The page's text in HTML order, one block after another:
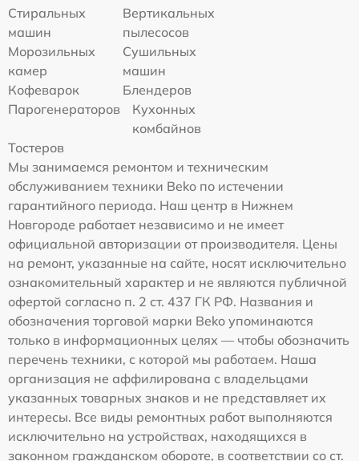
Стиральных
машин
Вертикальных
пылесосов
Морозильных
камер
Сушильных
машин
Кофеварок
Блендеров
Парогенераторов
Кухонных
комбайнов
Тостеров
Мы занимаемся ремонтом и техническим
обслуживанием техники Beko по истечении
гарантийного периода. Наш центр в Нижнем
Новгороде работает независимо и не имеет
официальной авторизации от производителя. Цены
на ремонт, указанные на сайте, носят исключительно
ознакомительный характер и не являются публичной
офертой согласно п. 2 ст. 437 ГК РФ. Названия и
обозначения торговой марки Beko упоминаются
только в информационных целях — чтобы обозначить
перечень техники, с которой мы работаем. Наша
организация не аффилирована с владельцами
указанных товарных знаков и не представляет их
интересы. Все виды ремонтных работ выполняются
исключительно на устройствах, находящихся в
законном гражданском обороте, в соответствии со ст.